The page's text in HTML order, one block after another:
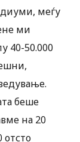
меѓу
ми
40-50.000
беше
на 20
отсто